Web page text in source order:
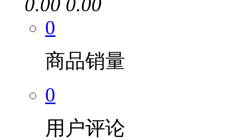
0.00 0.00
0
商品销量
0
用户评论